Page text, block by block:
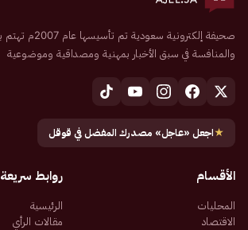
صحيفة إلكترونية
والمنافسة في سبق الأخبار بمهنية ومصداقية وموضوعية
★اجعل «عاجل» مصدرك المفضل في قوقل
الأقسام
المحليات
الاقتصاد
روابط سريعة
الرئيسية
مقالات الرأي